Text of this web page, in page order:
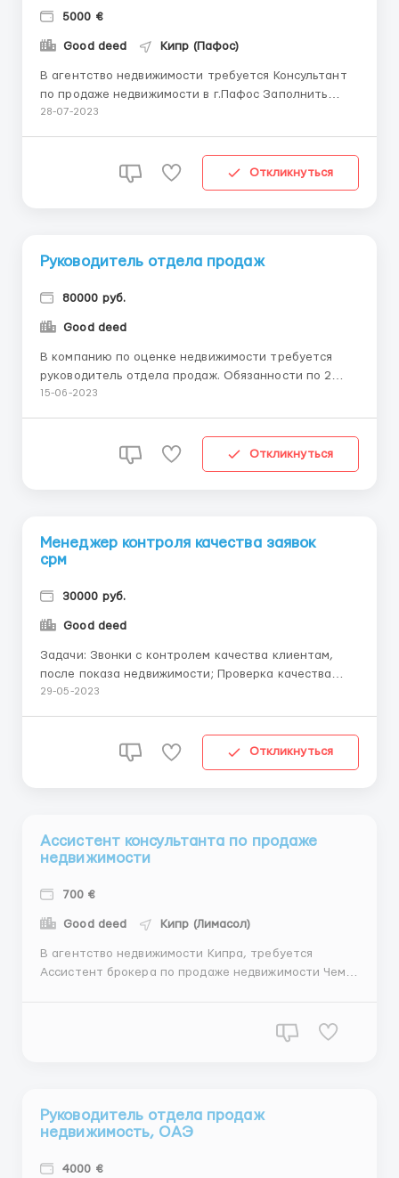
5000 €
Good deed Кипр (Пафос)
В агентство недвижимости требуется Консультант
по продаже недвижимости в г.Пафос Заполнить
анкету можно здесь Чем предстоит заниматься:
объектов и назначение показов и встреч с
клиентами Участие в броке...
28-07-2023
Откликнуться
Руководитель отдела продаж
80000 руб.
Good deed
В компанию по оценке недвижимости требуется
руководитель отдела продаж. Обязанности по 2
основных направлениям: выполнение плана продаж
поиск новых каналов продаж; контроль CRM-
15-06-2023
Откликнуться
Менеджер контроля качества заявок
срм
30000 руб.
Good deed
Задачи: Звонки с контролем качества клиентам,
после показа недвижимости; Проверка качества
входящих/исходящих звонков брокеров по чек
перед телефонными звонками, вежливость,
29-05-2023
Откликнуться
Ассистент консультанта по продаже
недвижимости
700 €
Good deed Кипр (Лимасол)
В агентство недвижимости Кипра, требуется
Ассистент брокера по продаже недвижимости Чем
объектов недвижимости у собственника/
Руководитель отдела продаж
недвижимость, ОАЭ
4000 €